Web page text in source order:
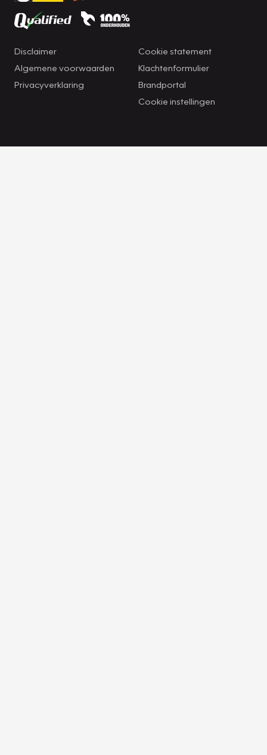
Disclaimer
Algemene voorwaarden
Privacyverklaring
Cookie statement
Klachtenformulier
Brandportal
Cookie instellingen